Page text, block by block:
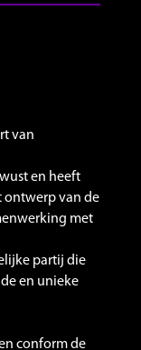
van
en heeft
ontwerp van de
met
partij die
en unieke
conform de